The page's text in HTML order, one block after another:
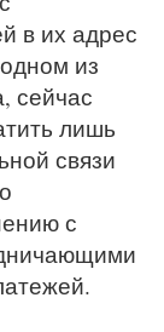
в их адрес
из
сейчас
лишь
связи
с